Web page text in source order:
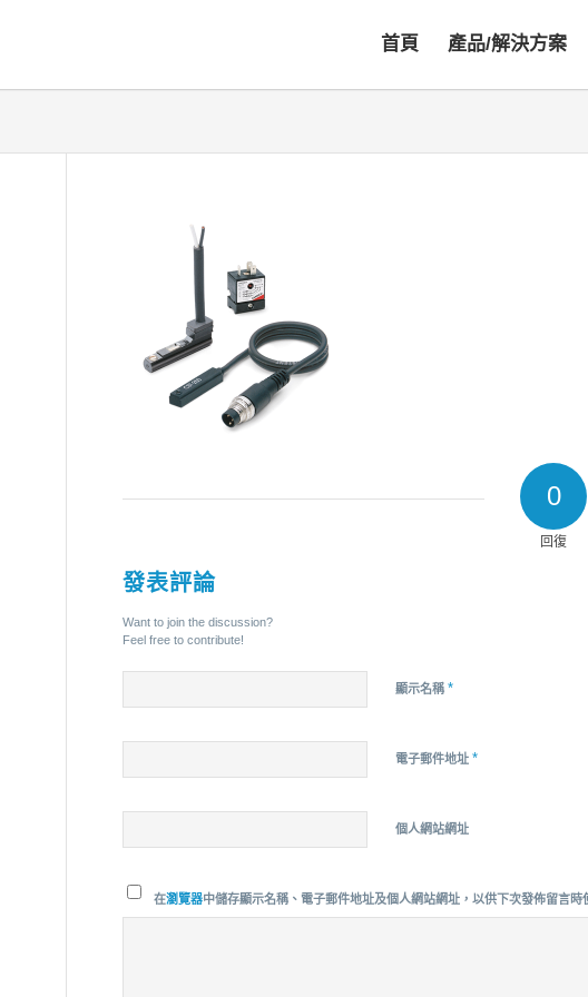
首頁 產品/解決方案
0
回復
發表評論
Want to join the discussion?
Feel free to contribute!
顯示名稱*
電子郵件地址*
個人網站網址
在瀏覽器中儲存顯示名稱、電子郵件地址及個人網站網址，以供下次發佈留言時